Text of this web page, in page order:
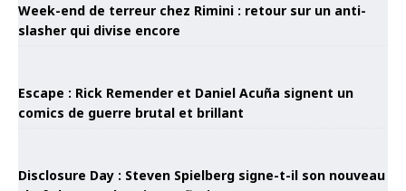
Week-end de terreur chez Rimini : retour sur un anti-
slasher qui divise encore
Escape : Rick Remender et Daniel Acuña signent un
comics de guerre brutal et brillant
Disclosure Day : Steven Spielberg signe-t-il son nouveau